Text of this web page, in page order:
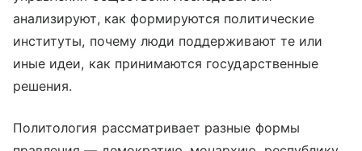
анализируют, как формируются политические
институты, почему люди поддерживают те или
иные идеи, как принимаются государственные
решения.
Политология рассматривает разные формы